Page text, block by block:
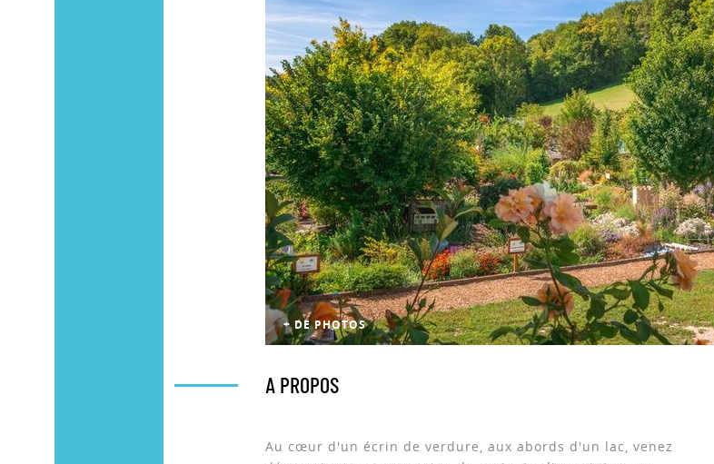
+ DE PHOTOS
A PROPOS
Au cœur d'un écrin de verdure, aux abords d'un lac, venez